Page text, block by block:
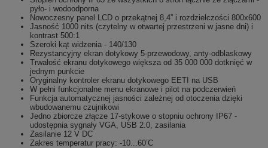
pyło- i wodoodporna
Nowoczesny panel LCD o przekątnej 8,4” i rozdzielczości 800x600
Jasność 1000 nits (czytelny w otwartej przestrzeni w jasne dni) i
kontrast 500:1
Szeroki kąt widzenia - 140/130
Rezystancyjny ekran dotykowy 5-przewodowy, anty-odblaskowy
Trwałość ekranu dotykowego większa od 35 000 000 dotknięć w
jednym punkcie
Oryginalny kontroler ekranu dotykowego EETI na USB
W pełni funkcjonalne menu ekranowe i pilot na podczerwień
Funkcja automatycznej jasności zależnej od otoczenia dzięki
wbudowanemu czujnikowi
Jedno zbiorcze złącze 17-stykowe o stopniu ochrony IP67 -
udostępnia sygnały VGA, USB 2.0, zasilania
Zasilanie 12 V DC
Zakres temperatur pracy: -10...60’C